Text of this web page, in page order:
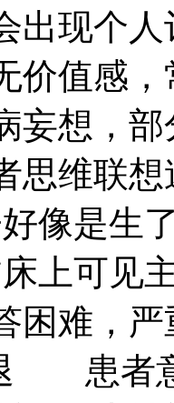
出现个
价值感
妄想，
维联想
像是生
上可见
困难
患者